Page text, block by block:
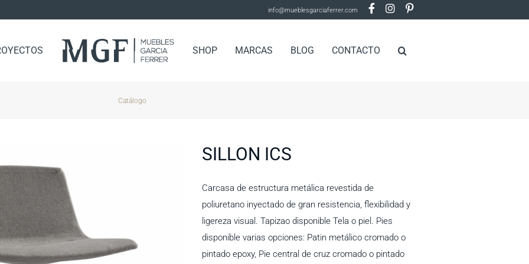
info@mueblesgarciaferrer.com
SHOP MARCAS BLOG CONTACTO
Catálogo
SILLON ICS
Carcasa de estructura metálica revestida de
poliuretano inyectado de gran resistencia, flexibilidad y
ligereza visual. Tapizao disponible Tela o piel. Pies
disponible varias opciones: Patin metálico cromado o
pintado epoxy, Pie central de cruz cromado o pintado